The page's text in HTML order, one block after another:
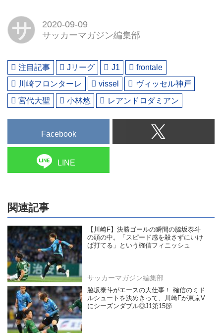
サ
2020-09-09
サッカーマガジン編集部
注目記事 Jリーグ J1
frontale
川崎フロンターレ
vissel
ヴィッセル神戸
宮代大聖
小林悠 レアンドロダミアン
Facebook
LINE
関連記事
【川崎F】決勝ゴールの瞬間の脇坂泰斗
の頭の中。「スピード感を殺さずにいけ
ば打てる」という確信フィニッシュ
サッカーマガジン編集部
脇坂泰斗がエースの大仕事！ 確信のミド
ルシュートを決めきって、川崎Fが東京V
にシーズンダブル◎J1第15節